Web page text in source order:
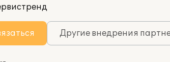
Другие внедрения